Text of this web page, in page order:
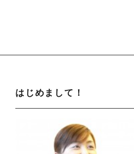
はじめまして！